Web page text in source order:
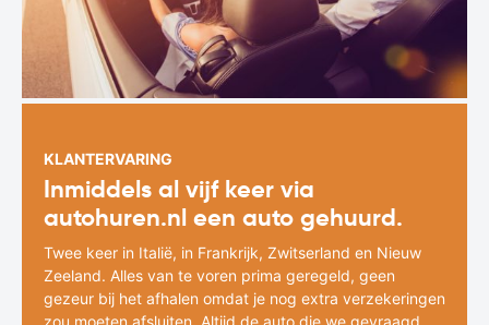
KLANTERVARING
Inmiddels al vijf keer via
autohuren.nl een auto gehuurd.
Twee keer in Italië, in Frankrijk, Zwitserland en Nieuw
Zeeland. Alles van te voren prima geregeld, geen
gezeur bij het afhalen omdat je nog extra verzekeringen